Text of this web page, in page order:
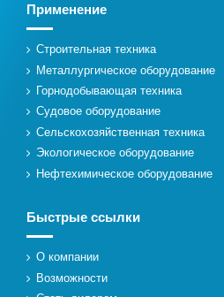
Применение
Строительная техника
Металлургическое оборудование
Горнодобывающая техника
Судовое оборудование
Сельскохозяйственная техника
Экологическое оборудование
Нефтехимическое оборудование
Быстрые ссылки
О компании
Возможности